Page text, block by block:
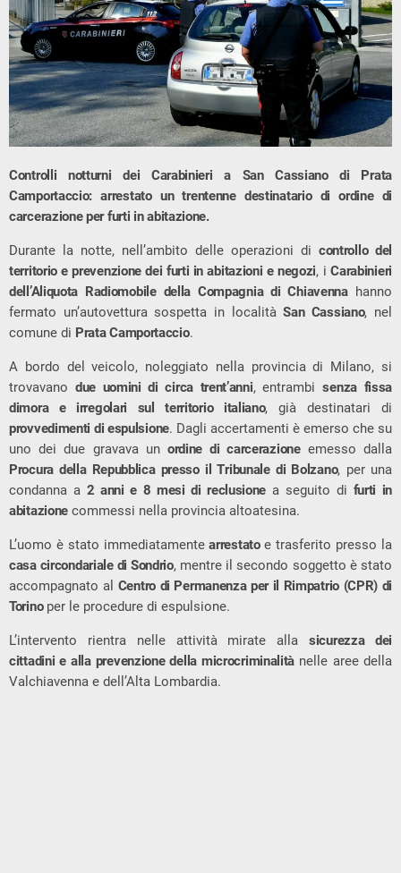
Controlli notturni dei Carabinieri a San Cassiano di Prata
Camportaccio: arrestato un trentenne destinatario di ordine di
carcerazione per furti in abitazione.
Durante la notte, nell’ambito delle operazioni di controllo del
territorio e prevenzione dei furti in abitazioni e negozi, iCarabinieri
dell’Aliquota Radiomobile della Compagnia di Chiavennahanno
fermato un’autovettura sospetta in localitàSan Cassiano, nel
comune di Prata Camportaccio.
A bordo del veicolo, noleggiato nella provincia di Milano, si
trovavano due uomini di circa trent’anni, entrambisenza fissa
dimora e irregolari sul territorio italiano, già destinatari di
provvedimenti di espulsione. Dagli accertamenti è emerso che su
uno dei due gravava un ordine di carcerazioneemesso dalla
Procura della Repubblica presso il Tribunale di Bolzano, per una
condanna a 2 anni e 8 mesi di reclusione a seguito di furti in
abitazione commessi nella provincia altoatesina.
L’uomo è stato immediatamentearrestatoe trasferito presso la
casa circondariale di Sondrio, mentre il secondo soggetto è stato
accompagnato al Centro di Permanenza per il Rimpatrio (CPR) di
Torinoper le procedure di espulsione.
L’intervento rientra nelle attività mirate allasicurezza dei
cittadini e alla prevenzione della microcriminalità nelle aree della
Valchiavenna e dell’Alta Lombardia.